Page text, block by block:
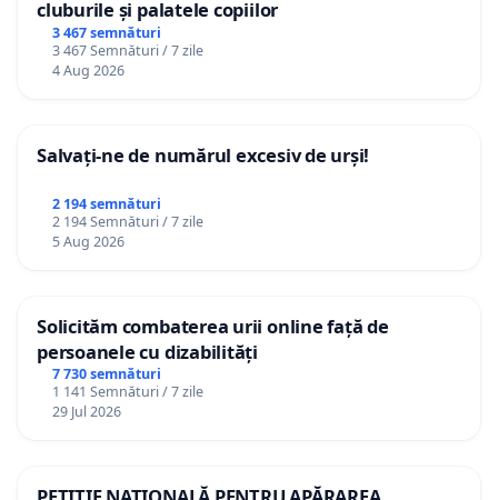
cluburile și palatele copiilor
3 467 semnături
3 467 Semnături / 7 zile
4 Aug 2026
Salvați-ne de numărul excesiv de urși!
2 194 semnături
2 194 Semnături / 7 zile
5 Aug 2026
Solicităm combaterea urii online față de
persoanele cu dizabilități
7 730 semnături
1 141 Semnături / 7 zile
29 Jul 2026